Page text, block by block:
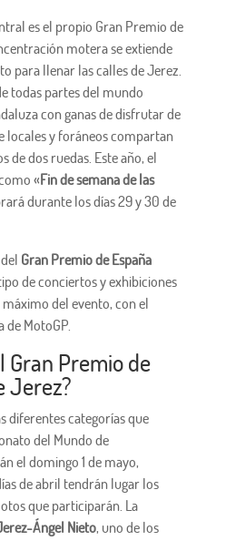
es el propio Gran Premio de
motera se extiende
para llenar las calles de Jerez.
todas partes del mundo
con ganas de disfrutar de
locales y foráneos compartan
de dos ruedas. Este año, el
«Fin de semana de las
durante los días 29 y 30 de
Gran Premio de España
de conciertos y exhibiciones
del evento, con el
MotoGP.
Gran Premio de
Jerez?
diferentes categorías que
del Mundo de
el domingo 1 de mayo,
de abril tendrán lugar los
que participarán. La
Ángel Nieto, uno de los